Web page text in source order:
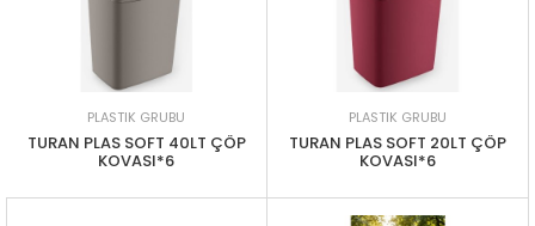
PLASTIK GRUBU
TURAN PLAS SOFT 40LT ÇÖP
KOVASI*6
PLASTIK GRUBU
TURAN PLAS SOFT 20LT ÇÖP
KOVASI*6